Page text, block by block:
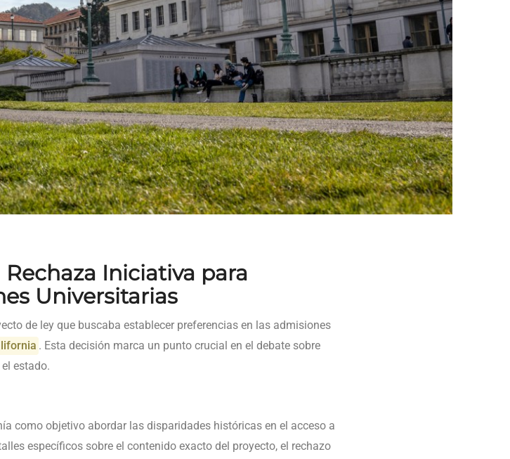
Iniciativa para
Universitarias
de ley que buscaba establecer preferencias en las admisiones
. Esta decisión marca un punto crucial en el debate sobre
estado.
como objetivo abordar las disparidades históricas en el acceso a
específicos sobre el contenido exacto del proyecto, el rechazo